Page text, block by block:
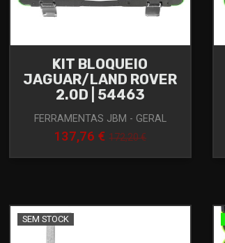
KIT BLOQUEIO
JAGUAR/LAND ROVER
2.0D | 54463
FERRAMENTAS JBM - GERAL
137,76 €172,20 €
SEM STOCK